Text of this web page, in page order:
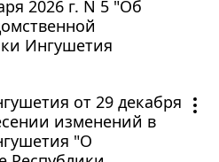
2026 г. N 5 "Об
Ингушетия
от 29 декабря
изменений в
"О